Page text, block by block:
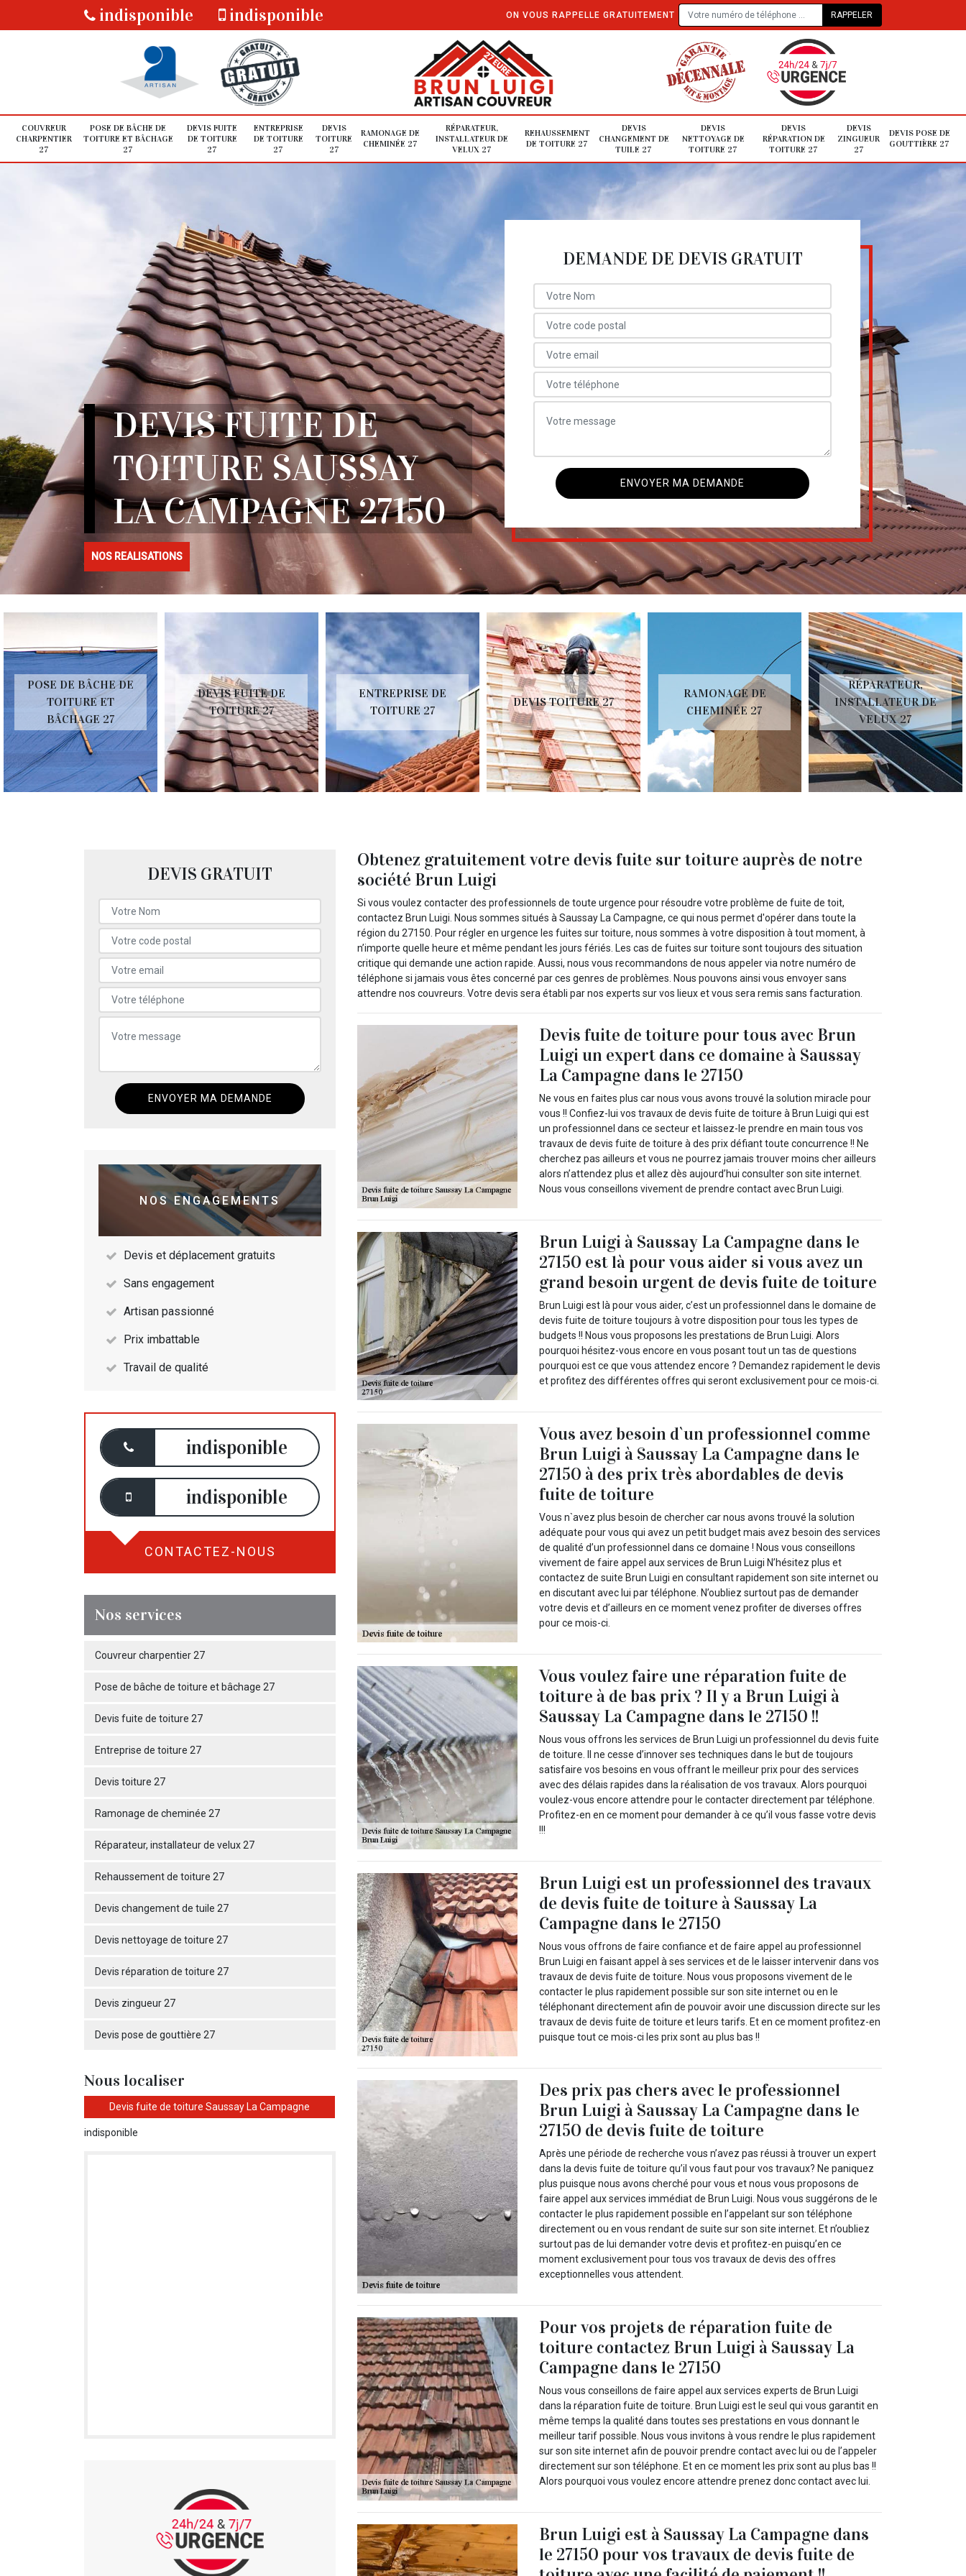
indisponible indisponible ON VOUS RAPPELLE GRATUITEMENT
COUVREUR
CHARPENTIER
27
POSE DE BÂCHE DE
TOITURE ET BÂCHAGE
27
DEVIS FUITE
DE TOITURE
27
ENTREPRISE
DE TOITURE
27
DEVIS
TOITURE
27
RAMONAGE DE
CHEMINÉE 27
RÉPARATEUR,
INSTALLATEUR DE
VELUX 27
REHAUSSEMENT
DE TOITURE 27
DEVIS
CHANGEMENT DE
TUILE 27
DEVIS
NETTOYAGE DE
TOITURE 27
DEVIS
RÉPARATION DE
TOITURE 27
DEVIS
ZINGUEUR
27
DEVIS POSE DE
GOUTTIÈRE 27
DEVIS FUITE DE
TOITURE SAUSSAY
LA CAMPAGNE 27150
NOS REALISATIONS
DEMANDE DE DEVIS GRATUIT
POSE DE BÂCHE DE
TOITURE ET
BÂCHAGE 27
DEVIS FUITE DE
TOITURE 27
ENTREPRISE DE
TOITURE 27
DEVIS TOITURE 27
RAMONAGE DE
CHEMINÉE 27
RÉPARATEUR,
INSTALLATEUR DE
VELUX 27
DEVIS GRATUIT
NOS ENGAGEMENTS
Devis et déplacement gratuits
Sans engagement
Artisan passionné
Prix imbattable
Travail de qualité
indisponible
indisponible
CONTACTEZ-NOUS
Nos services
Couvreur charpentier 27
Pose de bâche de toiture et bâchage 27
Devis fuite de toiture 27
Entreprise de toiture 27
Devis toiture 27
Ramonage de cheminée 27
Réparateur, installateur de velux 27
Rehaussement de toiture 27
Devis changement de tuile 27
Devis nettoyage de toiture 27
Devis réparation de toiture 27
Devis zingueur 27
Devis pose de gouttière 27
Nous localiser
Devis fuite de toiture Saussay La Campagne
indisponible
Obtenez gratuitement votre devis fuite sur toiture auprès de notre
société Brun Luigi
Si vous voulez contacter des professionnels de toute urgence pour résoudre votre problème de fuite de toit,
contactez Brun Luigi. Nous sommes situés à Saussay La Campagne, ce qui nous permet d'opérer dans toute la
région du 27150. Pour régler en urgence les fuites sur toiture, nous sommes à votre disposition à tout moment, à
n’importe quelle heure et même pendant les jours fériés. Les cas de fuites sur toiture sont toujours des situation
critique qui demande une action rapide. Aussi, nous vous recommandons de nous appeler via notre numéro de
téléphone si jamais vous êtes concerné par ces genres de problèmes. Nous pouvons ainsi vous envoyer sans
attendre nos couvreurs. Votre devis sera établi par nos experts sur vos lieux et vous sera remis sans facturation.
Devis fuite de toiture pour tous avec Brun
Luigi un expert dans ce domaine à Saussay
La Campagne dans le 27150
Ne vous en faites plus car nous vous avons trouvé la solution miracle pour
vous !! Confiez-lui vos travaux de devis fuite de toiture à Brun Luigi qui est
un professionnel dans ce secteur et laissez-le prendre en main tous vos
travaux de devis fuite de toiture à des prix défiant toute concurrence !! Ne
cherchez pas ailleurs et vous ne pourrez jamais trouver moins cher ailleurs
alors n’attendez plus et allez dès aujourd’hui consulter son site internet.
Nous vous conseillons vivement de prendre contact avec Brun Luigi.
Brun Luigi à Saussay La Campagne dans le
27150 est là pour vous aider si vous avez un
grand besoin urgent de devis fuite de toiture
Brun Luigi est là pour vous aider, c’est un professionnel dans le domaine de
devis fuite de toiture toujours à votre disposition pour tous les types de
budgets !! Nous vous proposons les prestations de Brun Luigi. Alors
pourquoi hésitez-vous encore en vous posant tout un tas de questions
pourquoi est ce que vous attendez encore ? Demandez rapidement le devis
et profitez des différentes offres qui seront exclusivement pour ce mois-ci.
Vous avez besoin d`un professionnel comme
Brun Luigi à Saussay La Campagne dans le
27150 à des prix très abordables de devis
fuite de toiture
Vous n`avez plus besoin de chercher car nous avons trouvé la solution
adéquate pour vous qui avez un petit budget mais avez besoin des services
de qualité d’un professionnel dans ce domaine ! Nous vous conseillons
vivement de faire appel aux services de Brun Luigi N’hésitez plus et
contactez de suite Brun Luigi en consultant rapidement son site internet ou
en discutant avec lui par téléphone. N’oubliez surtout pas de demander
votre devis et d’ailleurs en ce moment venez profiter de diverses offres
pour ce mois-ci.
Vous voulez faire une réparation fuite de
toiture à de bas prix ? Il y a Brun Luigi à
Saussay La Campagne dans le 27150 !!
Nous vous offrons les services de Brun Luigi un professionnel du devis fuite
de toiture. Il ne cesse d’innover ses techniques dans le but de toujours
satisfaire vos besoins en vous offrant le meilleur prix pour des services
avec des délais rapides dans la réalisation de vos travaux. Alors pourquoi
voulez-vous encore attendre pour le contacter directement par téléphone.
Profitez-en en ce moment pour demander à ce qu’il vous fasse votre devis
!!!
Brun Luigi est un professionnel des travaux
de devis fuite de toiture à Saussay La
Campagne dans le 27150
Nous vous offrons de faire confiance et de faire appel au professionnel
Brun Luigi en faisant appel à ses services et de le laisser intervenir dans vos
travaux de devis fuite de toiture. Nous vous proposons vivement de le
contacter le plus rapidement possible sur son site internet ou en le
téléphonant directement afin de pouvoir avoir une discussion directe sur les
travaux de devis fuite de toiture et leurs tarifs. Et en ce moment profitez-en
puisque tout ce mois-ci les prix sont au plus bas !!
Des prix pas chers avec le professionnel
Brun Luigi à Saussay La Campagne dans le
27150 de devis fuite de toiture
Après une période de recherche vous n’avez pas réussi à trouver un expert
dans la devis fuite de toiture qu’il vous faut pour vos travaux? Ne paniquez
plus puisque nous avons cherché pour vous et nous vous proposons de
faire appel aux services immédiat de Brun Luigi. Nous vous suggérons de le
contacter le plus rapidement possible en l’appelant sur son téléphone
directement ou en vous rendant de suite sur son site internet. Et n’oubliez
surtout pas de lui demander votre devis et profitez-en puisqu’en ce
moment exclusivement pour tous vos travaux de devis des offres
exceptionnelles vous attendent.
Pour vos projets de réparation fuite de
toiture contactez Brun Luigi à Saussay La
Campagne dans le 27150
Nous vous conseillons de faire appel aux services experts de Brun Luigi
dans la réparation fuite de toiture. Brun Luigi est le seul qui vous garantit en
même temps la qualité dans toutes ses prestations en vous donnant le
meilleur tarif possible. Nous vous invitons à vous rendre le plus rapidement
sur son site internet afin de pouvoir prendre contact avec lui ou de l’appeler
directement sur son téléphone. Et en ce moment les prix sont au plus bas !!
Alors pourquoi vous voulez encore attendre prenez donc contact avec lui.
Brun Luigi est à Saussay La Campagne dans
le 27150 pour vos travaux de devis fuite de